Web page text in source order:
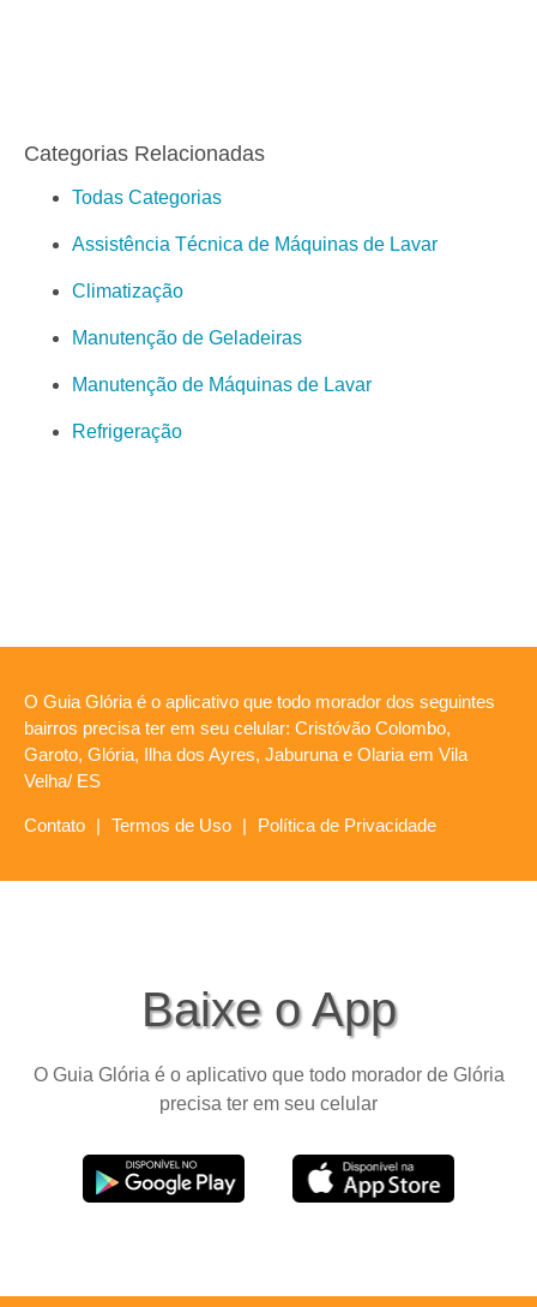
Categorias Relacionadas
Todas Categorias
Assistência Técnica de Máquinas de Lavar
Climatização
Manutenção de Geladeiras
Manutenção de Máquinas de Lavar
Refrigeração
O Guia Glória é o aplicativo que todo morador dos seguintes
bairros precisa ter em seu celular: Cristóvão Colombo,
Garoto, Glória, Ilha dos Ayres, Jaburuna e Olaria em Vila
Velha/ ES
Contato | Termos de Uso | Política de Privacidade
Baixe o App
O Guia Glória é o aplicativo que todo morador de Glória
precisa ter em seu celular